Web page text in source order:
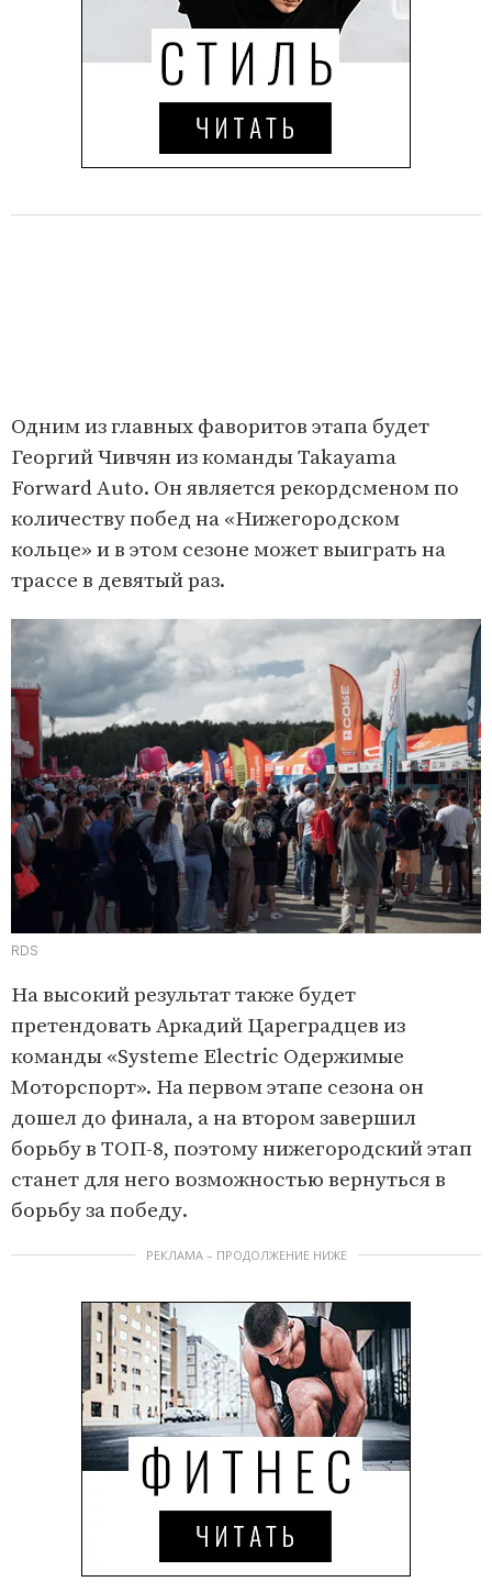
Одним из главных фаворитов этапа будет
Георгий Чивчян из команды Takayama
Forward Auto. Он является рекордсменом по
количеству побед на «Нижегородском
кольце» и в этом сезоне может выиграть на
трассе в девятый раз.
RDS
На высокий результат также будет
претендовать Аркадий Цареградцев из
команды «Systeme Electric Одержимые
Моторспорт». На первом этапе сезона он
дошел до финала, а на втором завершил
борьбу в ТОП-8, поэтому нижегородский этап
станет для него возможностью вернуться в
борьбу за победу.
РЕКЛАМА – ПРОДОЛЖЕНИЕ НИЖЕ